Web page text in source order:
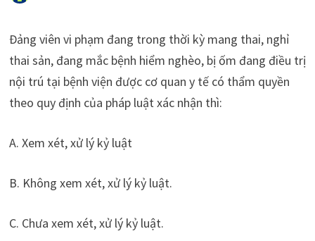
Đảng viên vi phạm đang trong thời kỳ mang thai, nghỉ
thai sản, đang mắc bệnh hiểm nghèo, bị ốm đang điều trị
nội trú tại bệnh viện được cơ quan y tế có thẩm quyền
theo quy định của pháp luật xác nhận thì:
A. Xem xét, xử lý kỷ luật
B. Không xem xét, xử lý kỷ luật.
C. Chưa xem xét, xử lý kỷ luật.